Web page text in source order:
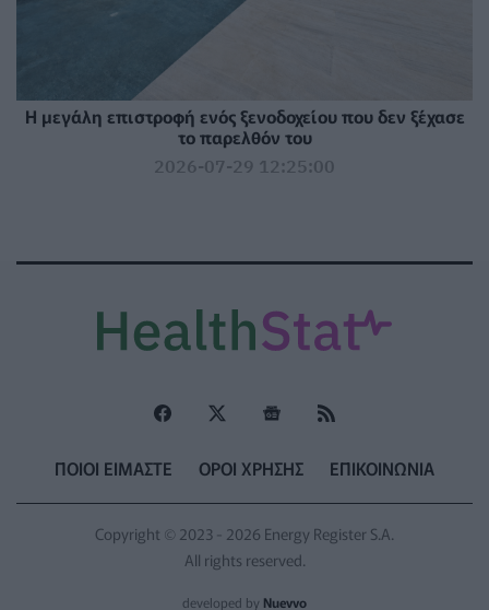
Η μεγάλη επιστροφή ενός ξενοδοχείου που δεν ξέχασε
το παρελθόν του
2026-07-29 12:25:00
ΠΟΙΟΙ ΕΙΜΑΣΤΕ ΟΡΟΙ ΧΡΗΣΗΣ ΕΠΙΚΟΙΝΩΝΙΑ
Copyright © 2023 - 2026 Energy Register S.A.
All rights reserved.
developed by Nuevvo